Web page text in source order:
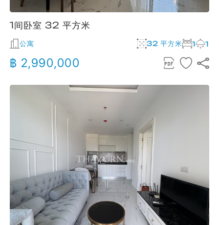
1间卧室 32 平方米
公寓 32 平方米 1 1
฿ 2,990,000